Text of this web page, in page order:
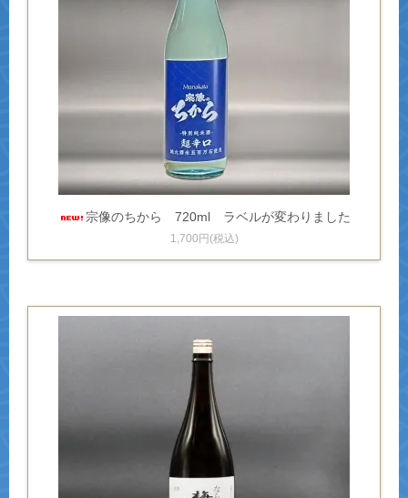
宗像のちから 720ml ラベルが変わりました
1,700円(税込)